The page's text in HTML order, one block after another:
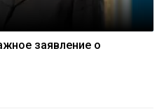
заявление о